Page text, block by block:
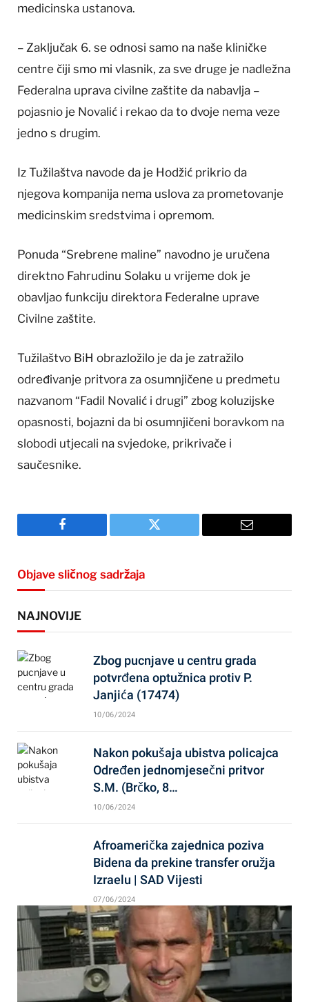
medicinska ustanova.
– Zaključak 6. se odnosi samo na naše kliničke
centre čiji smo mi vlasnik, za sve druge je nadležna
Federalna uprava civilne zaštite da nabavlja –
pojasnio je Novalić i rekao da to dvoje nema veze
jedno s drugim.
Iz Tužilaštva navode da je Hodžić prikrio da
njegova kompanija nema uslova za prometovanje
medicinskim sredstvima i opremom.
Ponuda “Srebrene maline” navodno je uručena
direktno Fahrudinu Solaku u vrijeme dok je
obavljao funkciju direktora Federalne uprave
Civilne zaštite.
Tužilaštvo BiH obrazložilo je da je zatražilo
određivanje pritvora za osumnjičene u predmetu
nazvanom “Fadil Novalić i drugi” zbog koluzijske
opasnosti, bojazni da bi osumnjičeni boravkom na
slobodi utjecali na svjedoke, prikrivače i
saučesnike.
Facebook Twitter Email
Objave sličnog sadržaja
NAJNOVIJE
Zbog pucnjave u centru grada
potvrđena optužnica protiv P.
Janjića (17474)
10/06/2024
Nakon pokušaja ubistva policajca
Određen jednomjesečni pritvor
S.M. (Brčko, 8…
10/06/2024
Afroamerička zajednica poziva
Bidena da prekine transfer oružja
Izraelu | SAD Vijesti
07/06/2024